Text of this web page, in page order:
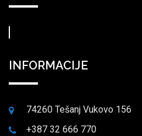
INFORMACIJE
74260 Tešanj Vukovo 156
+387 32 666 770